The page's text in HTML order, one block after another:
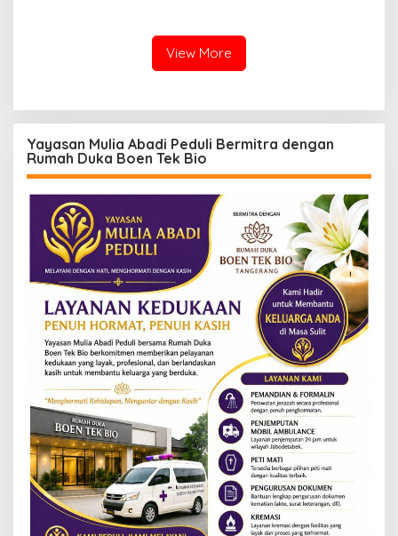
View More
Yayasan Mulia Abadi Peduli Bermitra dengan
Rumah Duka Boen Tek Bio